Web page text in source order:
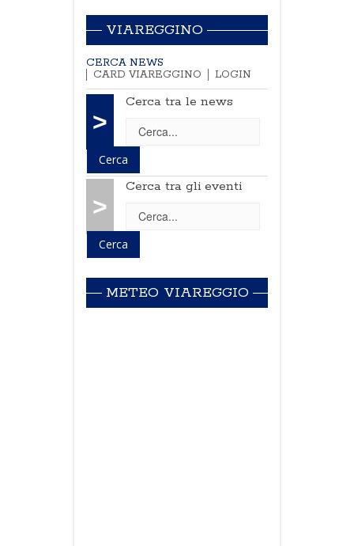
VIAREGGINO
CERCA NEWS
CARD VIAREGGINO
LOGIN
>
Cerca tra le news
>
Cerca tra gli eventi
METEO VIAREGGIO